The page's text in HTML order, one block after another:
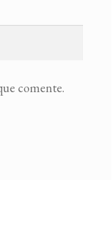
comente.